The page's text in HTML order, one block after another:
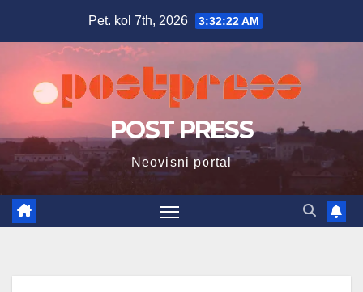
Pet. kol 7th, 2026 3:32:23 AM
POST PRESS
Neovisni portal